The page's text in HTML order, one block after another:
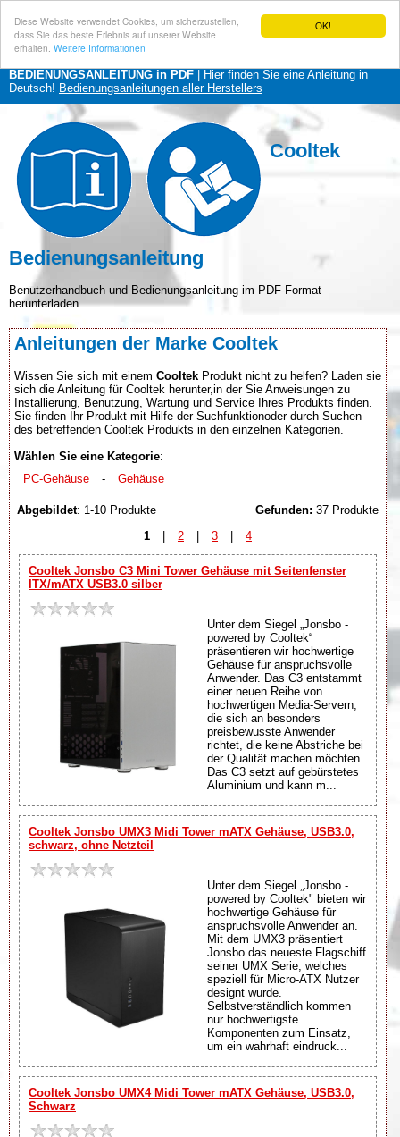
OK!
Diese Website verwendet Cookies, um sicherzustellen,
dass Sie das beste Erlebnis auf unserer Website
erhalten. Weitere Informationen
BEDIENUNGSANLEITUNG in PDF | Hier finden Sie eine Anleitung in
Deutsch! Bedienungsanleitungen aller Herstellers
Cooltek
Bedienungsanleitung
Benutzerhandbuch und Bedienungsanleitung im PDF-Format
herunterladen
Anleitungen der Marke Cooltek
Wissen Sie sich mit einem Cooltek Produkt nicht zu helfen? Laden sie
sich die Anleitung für Cooltek herunter,in der Sie Anweisungen zu
Installierung, Benutzung, Wartung und Service Ihres Produkts finden.
Sie finden Ihr Produkt mit Hilfe der Suchfunktionoder durch Suchen
des betreffenden Cooltek Produkts in den einzelnen Kategorien.
Wählen Sie eine Kategorie:
PC-Gehäuse
- Gehäuse
Abgebildet: 1-10 Produkte Gefunden: 37 Produkte
1
| 2 | 3 | 4
Cooltek Jonsbo C3 Mini Tower Gehäuse mit Seitenfenster
ITX/mATX USB3.0 silber
Unter dem Siegel „Jonsbo -
powered by Cooltek“
präsentieren wir hochwertige
Gehäuse für anspruchsvolle
Anwender. Das C3 entstammt
einer neuen Reihe von
hochwertigen Media-Servern,
die sich an besonders
preisbewusste Anwender
richtet, die keine Abstriche bei
der Qualität machen möchten.
Das C3 setzt auf gebürstetes
Aluminium und kann m...
Cooltek Jonsbo UMX3 Midi Tower mATX Gehäuse, USB3.0,
schwarz, ohne Netzteil
Unter dem Siegel „Jonsbo -
powered by Cooltek" bieten wir
hochwertige Gehäuse für
anspruchsvolle Anwender an.
Mit dem UMX3 präsentiert
Jonsbo das neueste Flagschiff
seiner UMX Serie, welches
speziell für Micro-ATX Nutzer
designt wurde.
Selbstverständlich kommen
nur hochwertigste
Komponenten zum Einsatz,
um ein wahrhaft eindruck...
Cooltek Jonsbo UMX4 Midi Tower mATX Gehäuse, USB3.0,
Schwarz